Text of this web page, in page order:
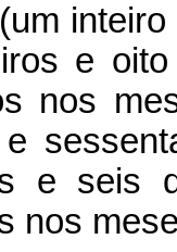
e
nos
e seis
nos